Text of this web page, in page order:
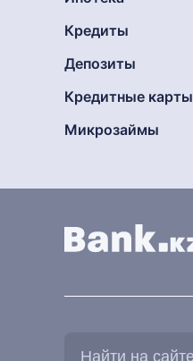
Кредиты
Депозиты
Кредитные карты
Микрозаймы